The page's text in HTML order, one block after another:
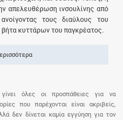
απελευθέρωση ινσουλίνης από
τους διαύλους του
κυττάρων του παγκρέατος.
όλες οι προσπάθειες για να
που παρέχονται είναι ακριβείς,
δεν δίνεται καμία εγγύηση για τον